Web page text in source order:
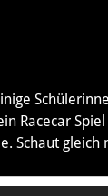
Racecar
Schaut